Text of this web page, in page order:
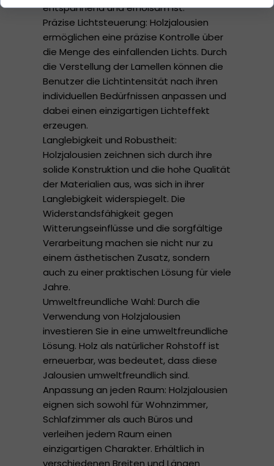
entspannend und erholsam ist.
Präzise Lichtsteuerung: Holzjalousien
ermöglichen eine präzise Kontrolle über
die Menge des einfallenden Lichts. Durch
die Verstellung der Lamellen können die
Benutzer die Lichtintensität nach ihren
individuellen Bedürfnissen anpassen und
dabei einen einzigartigen Lichteffekt
erzeugen.
Langlebigkeit und Robustheit:
Holzjalousien zeichnen sich durch ihre
solide Konstruktion und die hohe Qualität
der Materialien aus, was sich in ihrer
Langlebigkeit widerspiegelt. Die
Widerstandsfähigkeit gegen
Witterungseinflüsse und die sorgfältige
Verarbeitung machen sie nicht nur zu
einem ästhetischen Zusatz, sondern
auch zu einer praktischen Lösung für viele
Jahre.
Umweltfreundliche Wahl: Durch die
Verwendung von Holzjalousien
investieren Sie in eine umweltfreundliche
Lösung. Holz als natürlicher Rohstoff ist
erneuerbar, was bedeutet, dass diese
Jalousien umweltfreundlich sind.
Anpassung an jeden Raum: Holzjalousien
eignen sich sowohl für Wohnzimmer,
Schlafzimmer als auch Büros und
verleihen jedem Raum einen
einzigartigen Charakter. Erhältlich in
verschiedenen Breiten und Längen